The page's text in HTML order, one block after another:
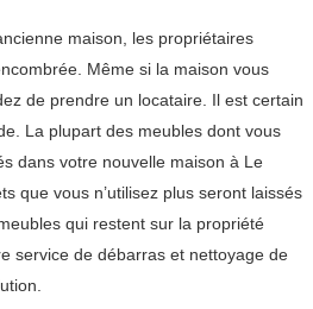
maison, les propriétaires
Même si la maison vous
de prendre un locataire. Il est certain
La plupart des meubles dont vous
dans votre nouvelle maison à Le
que vous n’utilisez plus seront laissés
qui restent sur la propriété
service de débarras et nettoyage de